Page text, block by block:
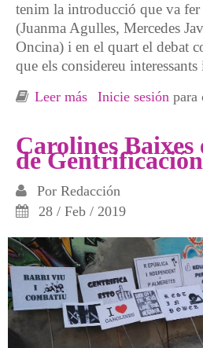
tenim la introducció que va fer
(Juanma Agulles, Mercedes
Oncina) i en el quart el debat
que els considereu
Leer más sobre Carolines
Inicie sesión para
Carolines Baixes
de Gentrificación
Por Redacción
28 / Feb / 2019